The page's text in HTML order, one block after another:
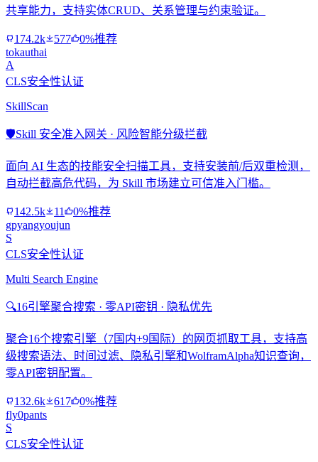
共享能力，支持实体CRUD、关系管理与约束验证。
174.2k 577
0%推荐
tokauthai
A
CLS安全性认证
SkillScan
🛡️Skill 安全准入网关 · 风险智能分级拦截
面向 AI 生态的技能安全扫描工具，支持安装前/后双重检测，
自动拦截高危代码，为 Skill 市场建立可信准入门槛。
142.5k 11
0%推荐
gpyangyoujun
S
CLS安全性认证
Multi Search Engine
🔍16引擎聚合搜索 · 零API密钥 · 隐私优先
聚合16个搜索引擎（7国内+9国际）的网页抓取工具，支持高
级搜索语法、时间过滤、隐私引擎和WolframAlpha知识查询，
零API密钥配置。
132.6k 617
0%推荐
fly0pants
S
CLS安全性认证